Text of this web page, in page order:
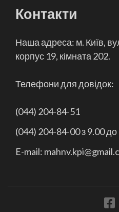
Контакти
Наша адреса: м. Київ,
корпус 19, кімната 202.
Телефони для довідок:
(044) 204-84-51
(044) 204-84-00 з 9.00
E-mail: